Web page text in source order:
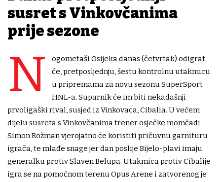
susret s Vinkovčanima
prije sezone
N
ogometaši Osijeka danas (četvrtak) odigrat
će, pretposljednju, šestu kontrolnu utakmicu
u pripremama za novu sezonu SuperSport
HNL-a. Suparnik će im biti nekadašnji
prvoligaški rival, susjed iz Vinkovaca, Cibalia. U većem
dijelu susreta s Vinkovčanima trener osječke momčadi
Simon Rožman vjerojatno će koristiti pričuvnu garnituru
igrača, te mlađe snage jer dan poslije Bijelo-plavi imaju
generalku protiv Slaven Belupa. Utakmica protiv Cibalije
igra se na pomoćnom terenu Opus Arene i zatvorenog je